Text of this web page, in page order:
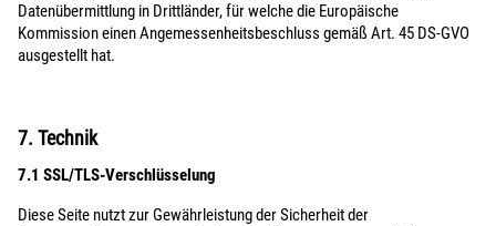
Datenübermittlung in Drittländer, für welche die Europäische
Kommission einen Angemessenheitsbeschluss gemäß Art. 45 DS-GVO
ausgestellt hat.
7. Technik
7.1 SSL/TLS-Verschlüsselung
Diese Seite nutzt zur Gewährleistung der Sicherheit der